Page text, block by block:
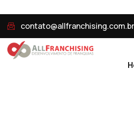
contato@allfranchising.com.br